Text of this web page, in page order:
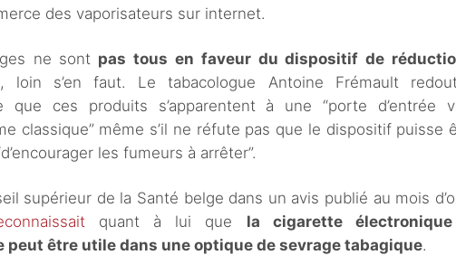
des vaporisateurs sur internet.
ne sont pas tous en faveur du dispositif de
, loin s’en faut. Le tabacologue Antoine Frémault
que ces produits s’apparentent à une “porte d’entrée
classique” même s’il ne réfute pas que le dispositif puisse
les fumeurs à arrêter”.
supérieur de la Santé belge dans un avis publié au mois
quant à lui que la cigarette
peut être utile dans une optique de sevrage tabagique.